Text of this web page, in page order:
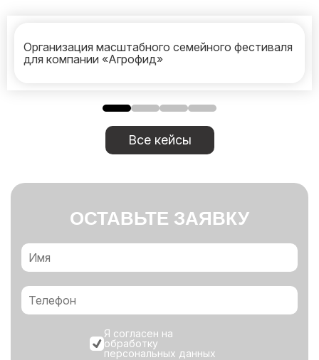
Организация масштабного семейного фестиваля
для компании «Агрофид»
Все кейсы
ОСТАВЬТЕ ЗАЯВКУ
Я согласен на
обработку
персональных данных